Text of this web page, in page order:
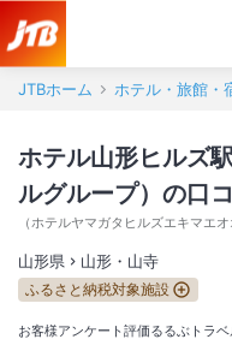
JTBホーム ホテル・旅館・
ホテル山形ヒルズ
ルグループ）の口
（ホテルヤマガタヒルズエキマエオ
山形県 山形・山寺
ふるさと納税対象施設
お客様アンケート評価るるぶトラ